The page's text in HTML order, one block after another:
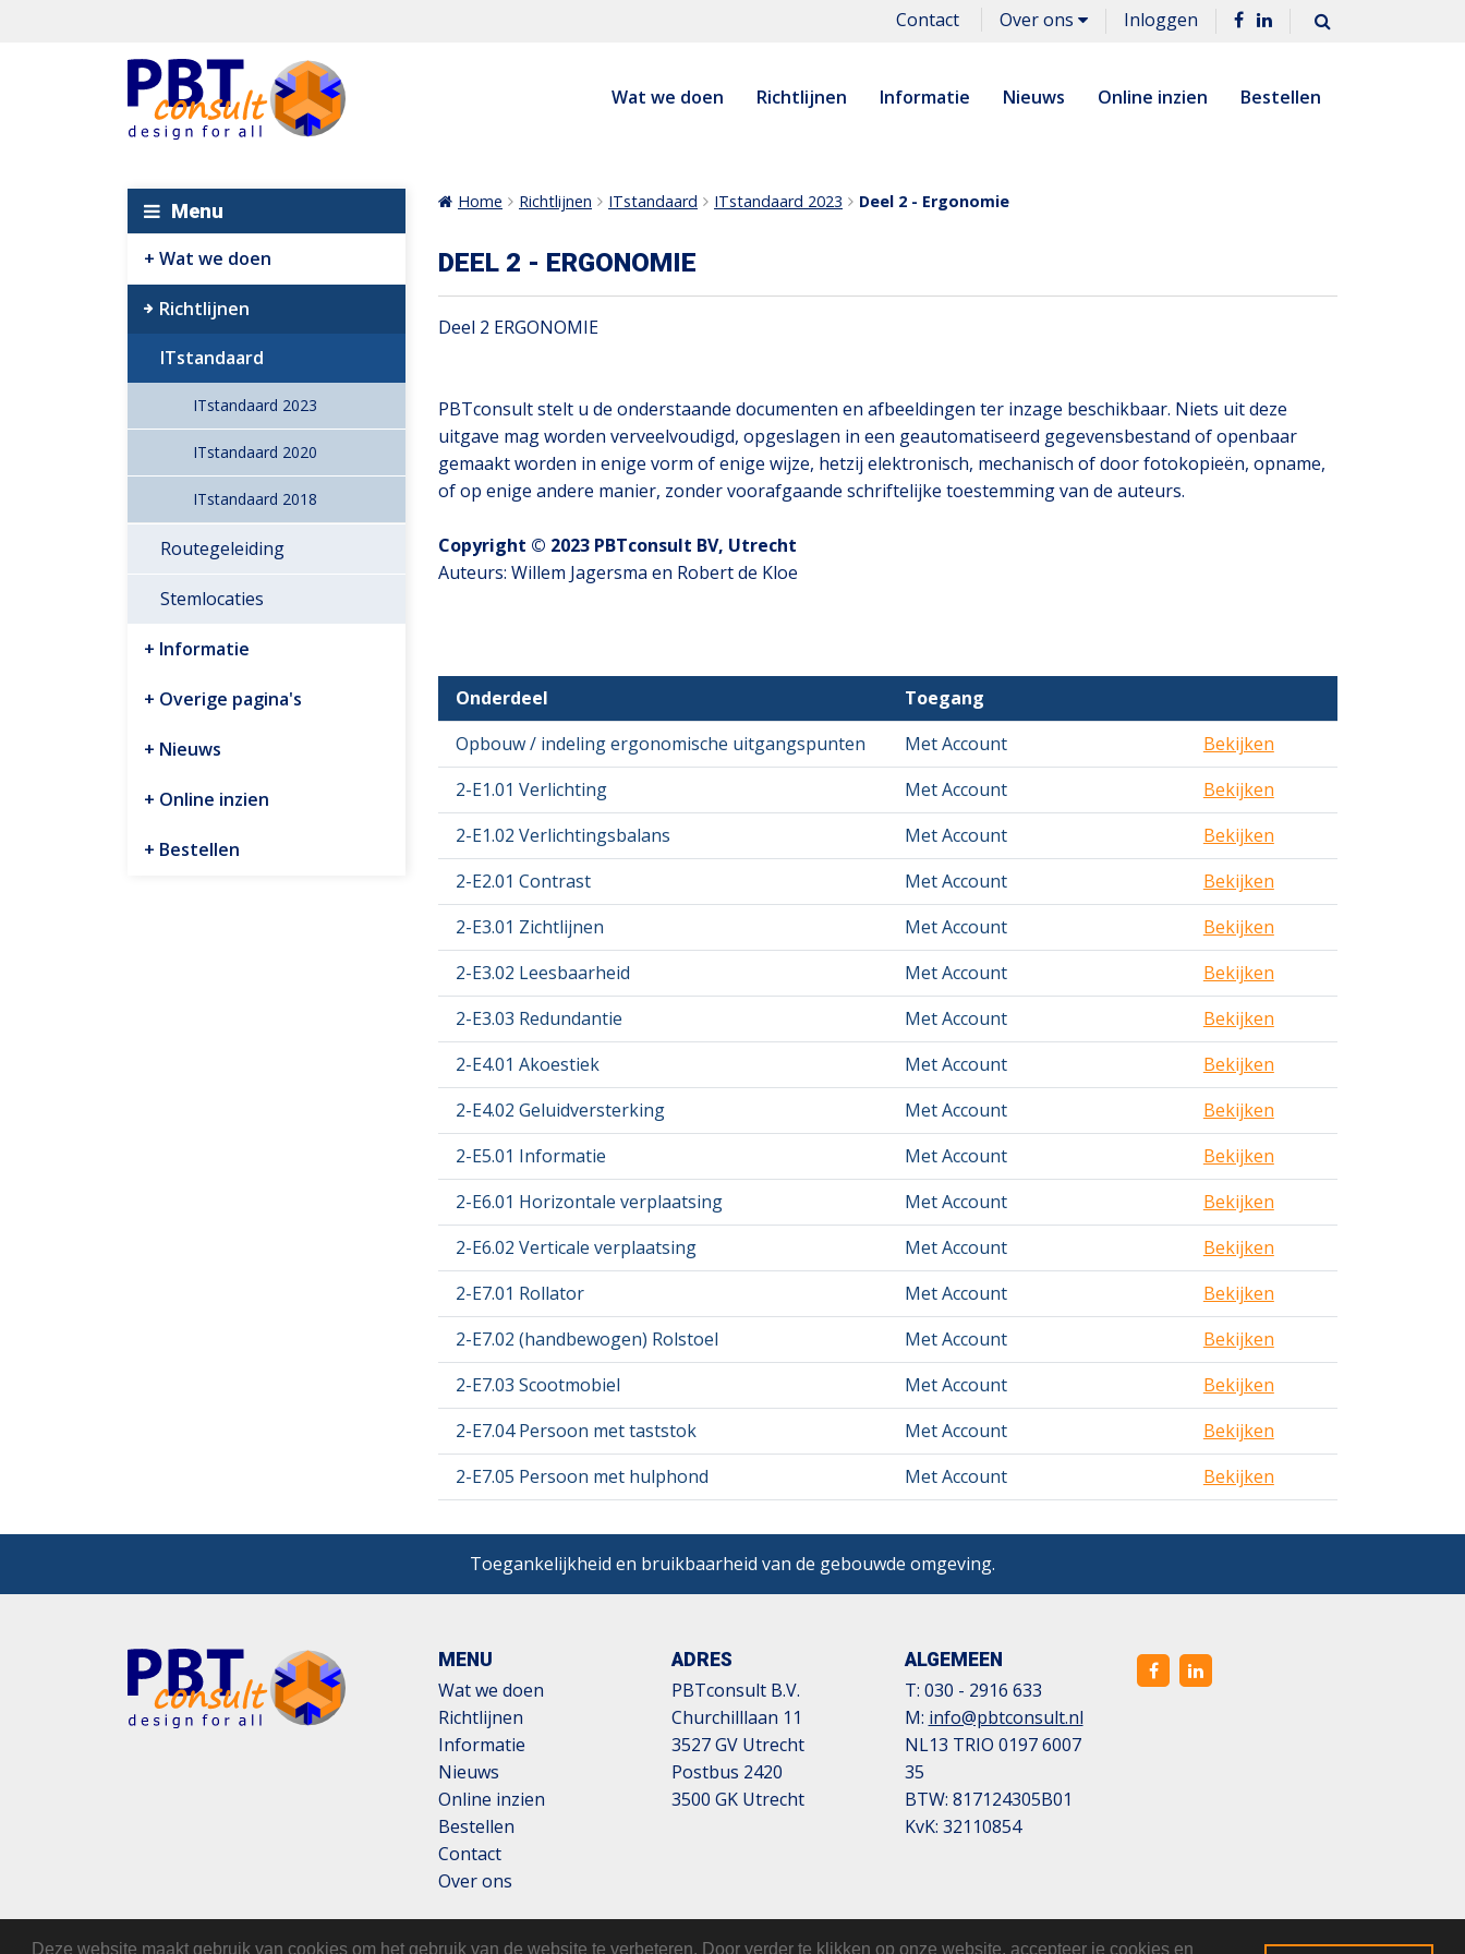
Deze website maakt gebruik van cookies om het gebruik van de website te verbeteren. Door verder te klikken op onze website, accepteer je cookies en
Contact Over ons Inloggen
Wat we doen Richtlijnen Informatie Nieuws Online inzien Bestellen
Menu
Wat we doen
Richtlijnen
ITstandaard
ITstandaard 2023
ITstandaard 2020
ITstandaard 2018
Routegeleiding
Stemlocaties
Informatie
Overige pagina's
Nieuws
Online inzien
Bestellen
Home Richtlijnen ITstandaard ITstandaard 2023 Deel 2 - Ergonomie
DEEL 2 - ERGONOMIE
Deel 2 ERGONOMIE
PBTconsult stelt u de onderstaande documenten en afbeeldingen ter inzage beschikbaar. Niets uit deze
uitgave mag worden verveelvoudigd, opgeslagen in een geautomatiseerd gegevensbestand of openbaar
gemaakt worden in enige vorm of enige wijze, hetzij elektronisch, mechanisch of door fotokopieën, opname,
of op enige andere manier, zonder voorafgaande schriftelijke toestemming van de auteurs.
Copyright © 2023 PBTconsult BV, Utrecht
Auteurs: Willem Jagersma en Robert de Kloe
Onderdeel
Toegang
Opbouw / indeling ergonomische uitgangspunten
Met Account
Bekijken
2-E1.01 Verlichting
Met Account
Bekijken
2-E1.02 Verlichtingsbalans
Met Account
Bekijken
2-E2.01 Contrast
Met Account
Bekijken
2-E3.01 Zichtlijnen
Met Account
Bekijken
2-E3.02 Leesbaarheid
Met Account
Bekijken
2-E3.03 Redundantie
Met Account
Bekijken
2-E4.01 Akoestiek
Met Account
Bekijken
2-E4.02 Geluidversterking
Met Account
Bekijken
2-E5.01 Informatie
Met Account
Bekijken
2-E6.01 Horizontale verplaatsing
Met Account
Bekijken
2-E6.02 Verticale verplaatsing
Met Account
Bekijken
2-E7.01 Rollator
Met Account
Bekijken
2-E7.02 (handbewogen) Rolstoel
Met Account
Bekijken
2-E7.03 Scootmobiel
Met Account
Bekijken
2-E7.04 Persoon met taststok
Met Account
Bekijken
2-E7.05 Persoon met hulphond
Met Account Bekijken
Toegankelijkheid en bruikbaarheid van de gebouwde omgeving.
MENU
Wat we doen
Richtlijnen
Informatie
Nieuws
Online inzien
Bestellen
Contact
Over ons
ADRES
PBTconsult B.V.
Churchilllaan 11
3527 GV Utrecht
Postbus 2420
3500 GK Utrecht
ALGEMEEN
T: 030 - 2916 633
M: info@pbtconsult.nl
NL13 TRIO 0197 6007
35
BTW: 817124305B01
KvK: 32110854